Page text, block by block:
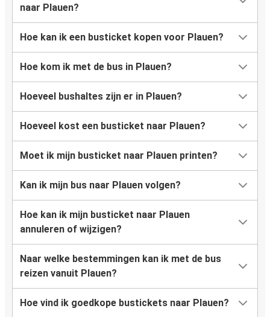
naar Plauen?
Hoe kan ik een busticket kopen voor Plauen?
Hoe kom ik met de bus in Plauen?
Hoeveel bushaltes zijn er in Plauen?
Hoeveel kost een busticket naar Plauen?
Moet ik mijn busticket naar Plauen printen?
Kan ik mijn bus naar Plauen volgen?
Hoe kan ik mijn busticket naar Plauen
annuleren of wijzigen?
Naar welke bestemmingen kan ik met de bus
reizen vanuit Plauen?
Hoe vind ik goedkope bustickets naar Plauen?